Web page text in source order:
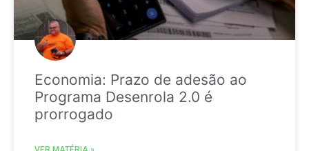
Economia: Prazo de adesão ao
Programa Desenrola 2.0 é
prorrogado